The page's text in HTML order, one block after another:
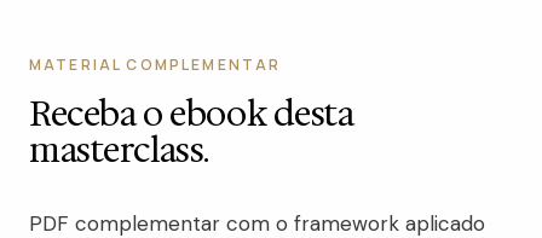
MATERIAL COMPLEMENTAR
Receba o ebook desta
masterclass.
PDF complementar com o framework aplicado